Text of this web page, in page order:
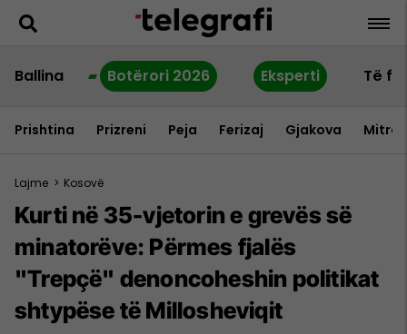
Ballina Botërori 2026 Eksperti Të
Prishtina Prizreni Peja Ferizaj Gjakova
Lajme > Kosovë
Kurti në 35-vjetorin e grevës së
minatorëve: Përmes fjalës
"Trepçë" denoncoheshin politikat
shtypëse të Millosheviqit